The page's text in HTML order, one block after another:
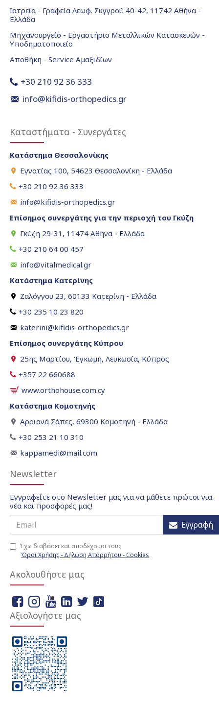
Ιατρεία - Γραφεία Λεωφ. Συγγρού 40-42, 11742 Αθήνα -
Ελλάδα
Μηχανουργείο - Εργαστήριο Μεταλλικών Κατασκευών -
Υποδηματοποιείο
Αποθήκη - Service Αμαξιδίων
+30 210 92 36 333
info@kifidis-orthopedics.gr
Καταστήματα - Συνεργάτες
Κατάστημα Θεσσαλονίκης
Εγνατίας 100, 54623 Θεσσαλονίκη - Ελλάδα
+30 210 92 36 333
info@kifidis-orthopedics.gr
Επίσημος συνεργάτης για την περιοχή του Γκύζη
Γκύζη 29-31, 11474 Αθήνα - Ελλάδα
+30 210 64 00 457
info@vitalmedical.gr
Κατάστημα Κατερίνης
Ζαλόγγου 23, 60133 Κατερίνη - Ελλάδα
+30 235 10 23 820
katerini@kifidis-orthopedics.gr
Επίσημος συνεργάτης Κύπρου
25ης Μαρτίου, Έγκωμη, Λευκωσία, Κύπρος
+357 22 660688
www.orthohouse.com.cy
Κατάστημα Κομοτηνής
Αρριανά Σάπες, 69300 Κομοτηνή - Ελλάδα
+30 253 21 10 310
kappamedi@mail.com
Newsletter
Εγγραφείτε στο Newsletter μας για να μάθετε πρώτοι για
νέα και προσφορές μας!
Εγγραφή
Έχω διαβάσει και αποδέχομαι τους
Όροι Χρήσης - Δήλωση Απορρήτου - Cookies
Ακολουθήστε μας
Αξιολογήστε μας